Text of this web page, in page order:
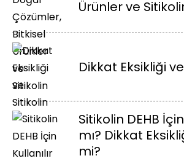
Ürünler ve
Dikkat Eksikliği
Sitikolin DEHB
mı? Dikkat
mi?